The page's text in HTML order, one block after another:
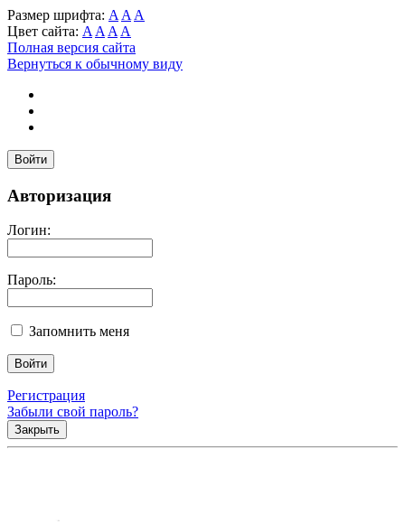
Размер шрифта: A A A
Цвет сайта: A A A A
Полная версия сайта
Вернуться к обычному виду
Войти
Авторизация
Логин:
Пароль:
Запомнить меня
Регистрация
Забыли свой пароль?
Закрыть